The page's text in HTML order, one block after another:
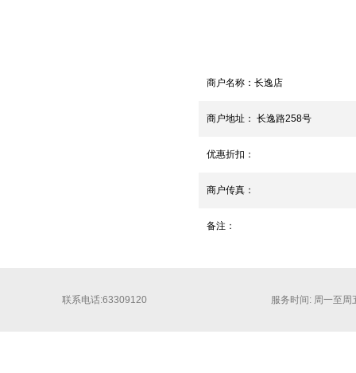
商户名称： 长逸店
商户地址： 长逸路258号
优惠折扣：
商户传真：
备注：
联系电话:63309120 服务时间: 周一至